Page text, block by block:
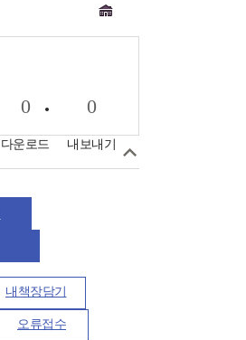
0
다운로드
0
내보내기
내책장담기
오류접수